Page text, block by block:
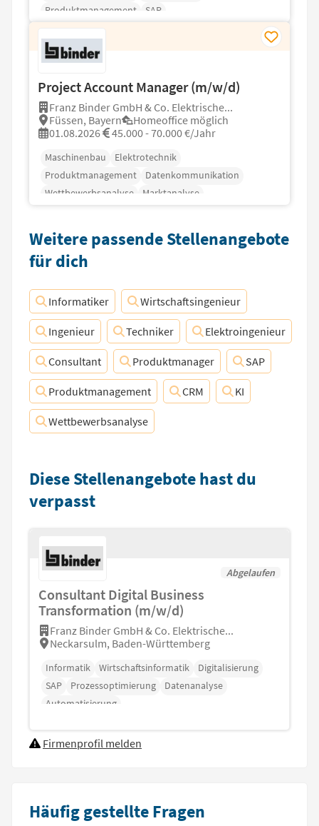
Produktmanagement
SAP
Project Account Manager (m/w/d)
Franz Binder GmbH & Co. Elektrische...
Füssen, Bayern
Homeoffice möglich
01.08.2026
45.000 - 70.000 €/Jahr
Maschinenbau
Elektrotechnik
Produktmanagement
Datenkommunikation
Wettbewerbsanalyse
Marktanalyse
Weitere passende Stellenangebote
für dich
Informatiker Wirtschaftsingenieur
Ingenieur Techniker Elektroingenieur
Consultant Produktmanager SAP
Produktmanagement CRM KI
Wettbewerbsanalyse
Diese Stellenangebote hast du
verpasst
Abgelaufen
Consultant Digital Business
Transformation (m/w/d)
Franz Binder GmbH & Co. Elektrische...
Neckarsulm, Baden-Württemberg
Informatik Wirtschaftsinformatik
Digitalisierung
SAP
Prozessoptimierung
Datenanalyse
Automatisierung
Firmenprofil melden
Häufig gestellte Fragen